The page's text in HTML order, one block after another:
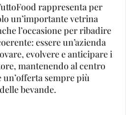
rappresenta per
un’importante vetrina
l’occasione per ribadire
essere un’azienda
evolvere e anticipare i
mantenendo al centro
sempre più
bevande.